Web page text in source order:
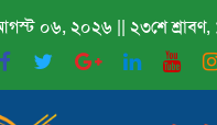
০৬, ২০২৬ || ২৩শে শ্রাবণ,